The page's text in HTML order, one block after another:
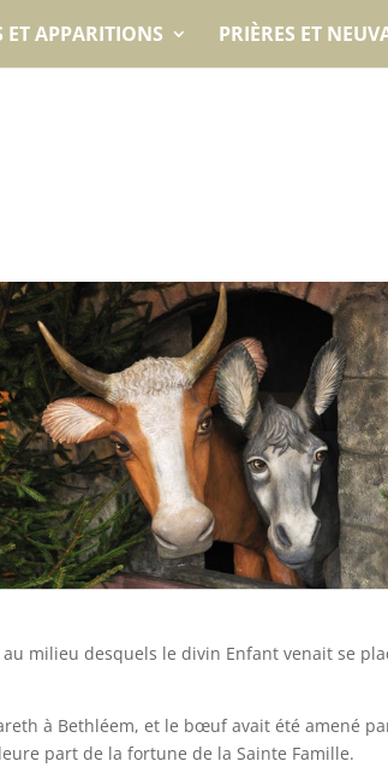
APPARITIONS PRIÈRES ET
milieu desquels le divin Enfant venait se
à Bethléem, et le bœuf avait été amené
part de la fortune de la Sainte Famille.